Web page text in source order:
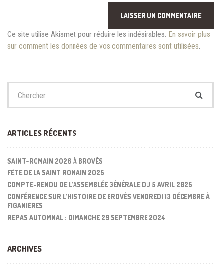
Ce site utilise Akismet pour réduire les indésirables. En savoir plus
sur comment les données de vos commentaires sont utilisées.
ARTICLES RÉCENTS
SAINT-ROMAIN 2026 À BROVÈS
FÊTE DE LA SAINT ROMAIN 2025
COMPTE-RENDU DE L’ASSEMBLÉE GÉNÉRALE DU 5 AVRIL 2025
CONFÉRENCE SUR L’HISTOIRE DE BROVÈS VENDREDI 13 DÉCEMBRE À
FIGANIÈRES
REPAS AUTOMNAL : DIMANCHE 29 SEPTEMBRE 2024
ARCHIVES